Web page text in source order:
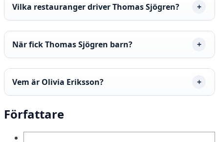
Vilka restauranger driver Thomas Sjögren?
När fick Thomas Sjögren barn?
Vem är Olivia Eriksson?
Författare